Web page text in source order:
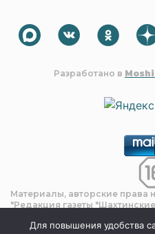
Разработано в
Материалы, авторские права
"Редакция газеты
предварительного согласия
Для повышения удобства